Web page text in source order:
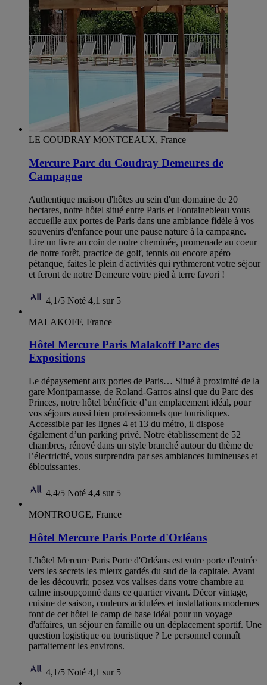
LE COUDRAY MONTCEAUX, France
Mercure Parc du Coudray Demeures de
Campagne
Authentique maison d'hôtes au sein d'un domaine de 20
hectares, notre hôtel situé entre Paris et Fontainebleau vous
accueille aux portes de Paris dans une ambiance fidèle à vos
souvenirs d'enfance pour une pause nature à la campagne.
Lire un livre au coin de notre cheminée, promenade au coeur
de notre forêt, practice de golf, tennis ou encore apéro
pétanque, faites le plein d'activités qui rythmeront votre séjour
et feront de notre Demeure votre pied à terre favori !
4,1/5 Noté 4,1 sur 5
MALAKOFF, France
Hôtel Mercure Paris Malakoff Parc des
Expositions
Le dépaysement aux portes de Paris… Situé à proximité de la
gare Montparnasse, de Roland-Garros ainsi que du Parc des
Princes, notre hôtel bénéficie d’un emplacement idéal, pour
vos séjours aussi bien professionnels que touristiques.
Accessible par les lignes 4 et 13 du métro, il dispose
également d’un parking privé. Notre établissement de 52
chambres, rénové dans un style branché autour du thème de
l’électricité, vous surprendra par ses ambiances lumineuses et
éblouissantes.
4,4/5 Noté 4,4 sur 5
MONTROUGE, France
Hôtel Mercure Paris Porte d'Orléans
L'hôtel Mercure Paris Porte d'Orléans est votre porte d'entrée
vers les secrets les mieux gardés du sud de la capitale. Avant
de les découvrir, posez vos valises dans votre chambre au
calme insoupçonné dans ce quartier vivant. Décor vintage,
cuisine de saison, couleurs acidulées et installations modernes
font de cet hôtel le camp de base idéal pour un voyage
d'affaires, un séjour en famille ou un déplacement sportif. Une
question logistique ou touristique ? Le personnel connaît
parfaitement les environs.
4,1/5 Noté 4,1 sur 5